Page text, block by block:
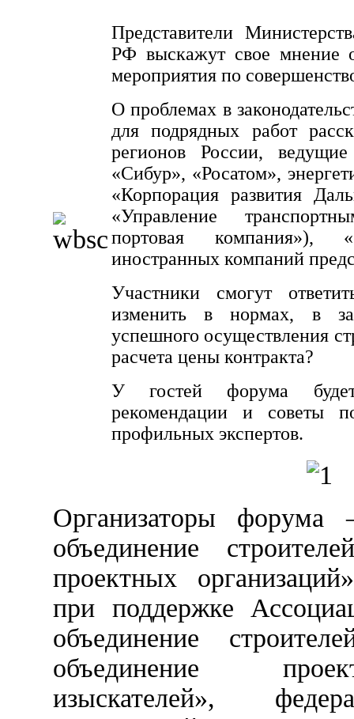
Представители
РФ выскажут свое мнение
мероприятия по
О проблемах в
для подрядных работ
регионов России,
«Сибур», «Росатом»,
«Корпорация развития
«Управление
портовая компания»),
иностранных компаний
Участники смогут
изменить в нормах, в
успешного осуществления
расчета цены контракта?
У гостей форума
рекомендации и советы
профильных экспертов.
Организаторы
объединение
проектных
при поддержке
объединение
объединение
изыскателей»,